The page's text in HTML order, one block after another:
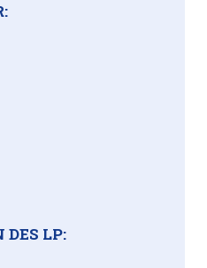
DES LP: